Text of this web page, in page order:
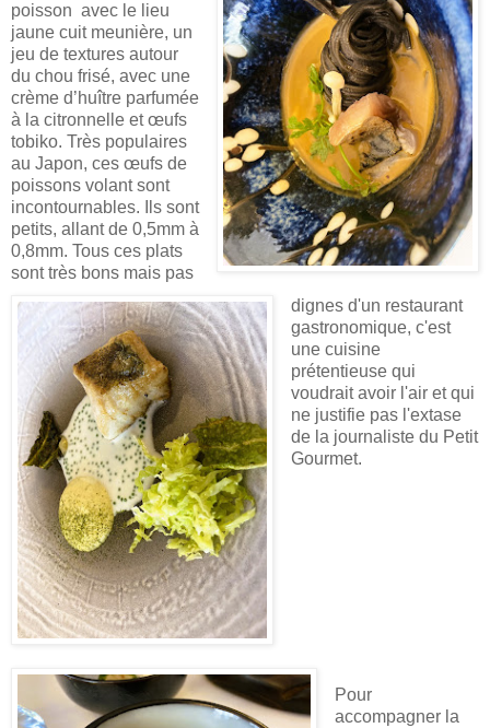
poisson avec le lieu
jaune cuit meunière, un
jeu de textures autour
du chou frisé, avec une
crème d’huître parfumée
à la citronnelle et œufs
tobiko. Très populaires
au Japon, ces œufs de
poissons volant sont
incontournables.
Ils sont
petits, allant de 0,5mm à
0,8mm. Tous ces plats
sont très bons mais pas
dignes d'un restaurant
gastronomique, c'est
une cuisine
prétentieuse qui
voudrait avoir l'air et qui
ne justifie pas l'extase
de la journaliste du Petit
Gourmet.
Pour
accompagner la